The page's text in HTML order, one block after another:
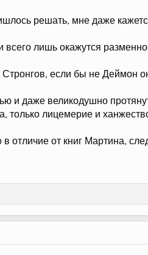
решать, мне даже
лишь окажутся
Стронгов, если бы не Деймон
и даже великодушно
только лицемерие и
в отличие от книг Мартина,